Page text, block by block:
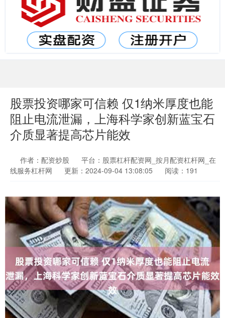
股票投资哪家可信赖 仅1纳米厚度也能
阻止电流泄漏，上海科学家创新蓝宝石
介质显著提高芯片能效
作者：配资炒股
平台：股票杠杆配资网_按月配资杠杆网_在
线服务杠杆网
更新：2024-09-04 13:08:05 阅读：191